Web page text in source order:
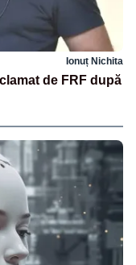
Ionuț Nichita
de FRF după